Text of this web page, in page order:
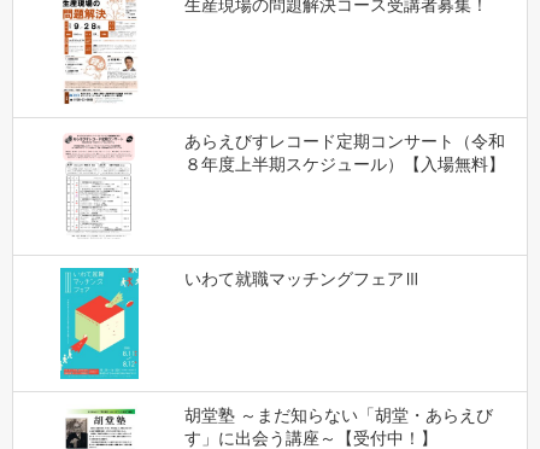
生産現場の問題解決コース受講者募集！
あらえびすレコード定期コンサート（令和
８年度上半期スケジュール）【入場無料】
いわて就職マッチングフェアⅢ
胡堂塾 ～まだ知らない「胡堂・あらえび
す」に出会う講座～【受付中！】